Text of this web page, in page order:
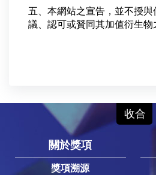
五、本網站之宣告，並不授
議、認可或贊同其加值衍生物
關於獎項
獎項溯源